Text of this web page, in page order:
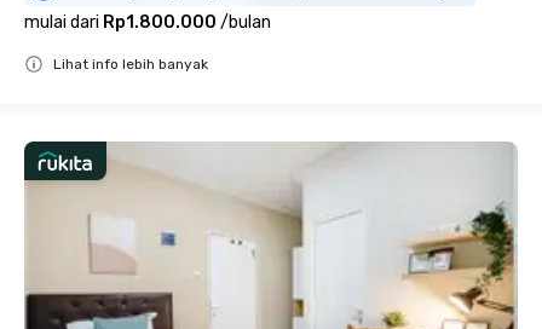
mulai dari Rp1.800.000 /bulan
Lihat info lebih banyak